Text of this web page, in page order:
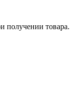
получении товара.